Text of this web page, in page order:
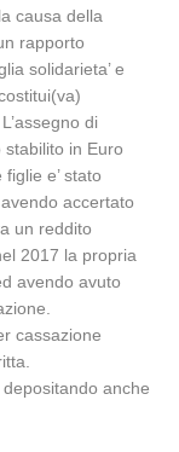
causa della
rapporto
solidarieta’ e
di
stabilito in Euro
e’ stato
accertato
un reddito
2017 la propria
avendo avuto
cassazione
anche